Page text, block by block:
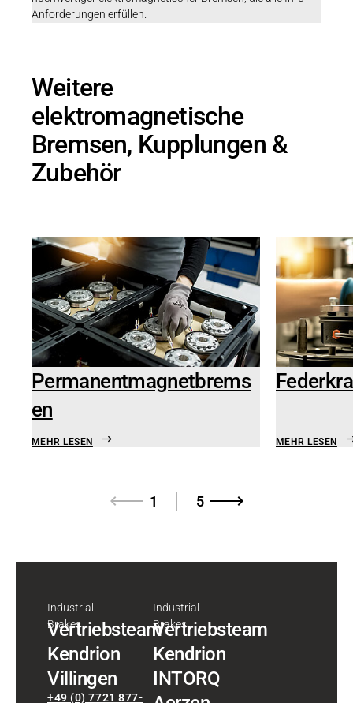
Anforderungen erfüllen.
Weitere
elektromagnetische
Bremsen, Kupplungen &
Zubehör
Permanentmagnetbrems
en
MEHR LESEN MEHR LESEN
1 5
Industrial
Brakes
Vertriebsteam
Kendrion
Villingen
+49 (0) 7721 877-
Industrial
Brakes
Vertriebsteam
Kendrion
INTORQ